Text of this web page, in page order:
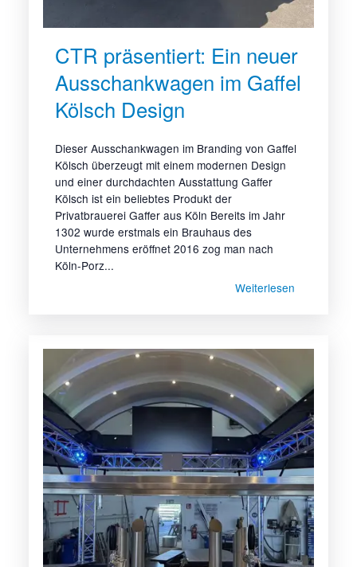
CTR präsentiert: Ein neuer
Ausschankwagen im Gaffel
Kölsch Design
Dieser Ausschankwagen im Branding von Gaffel
Kölsch überzeugt mit einem modernen Design
und einer durchdachten Ausstattung Gaffer
Kölsch ist ein beliebtes Produkt der
Privatbrauerei Gaffer aus Köln Bereits im Jahr
1302 wurde erstmals ein Brauhaus des
Unternehmens eröffnet 2016 zog man nach
Köln-Porz...
Weiterlesen